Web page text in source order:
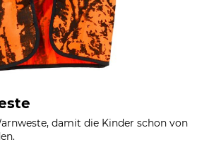
damit die Kinder schon von